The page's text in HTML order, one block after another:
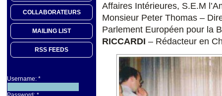
COLLABORATEURS
MAILING LIST
RSS FEEDS
Username: *
Affaires Intérieures, S.E.M
Monsieur Peter Thomas –
Parlement Européen pour la
RICCARDI – Rédacteur en